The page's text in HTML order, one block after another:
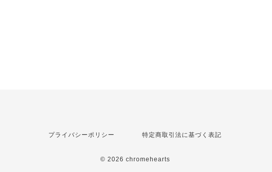
プライバシーポリシー 特定商取引法に基づく表記
© 2026 chromehearts